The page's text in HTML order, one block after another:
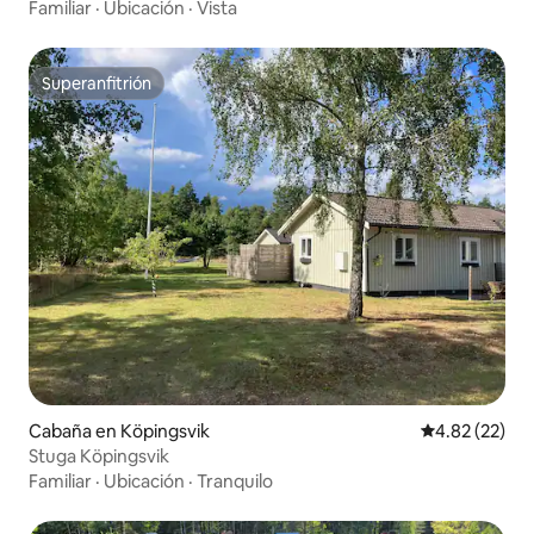
Familiar · Ubicación · Vista
Superanfitrión
Superanfitrión
Cabaña en Köpingsvik Calificación
4.82 (22)
Stuga Köpingsvik
Familiar · Ubicación · Tranquilo